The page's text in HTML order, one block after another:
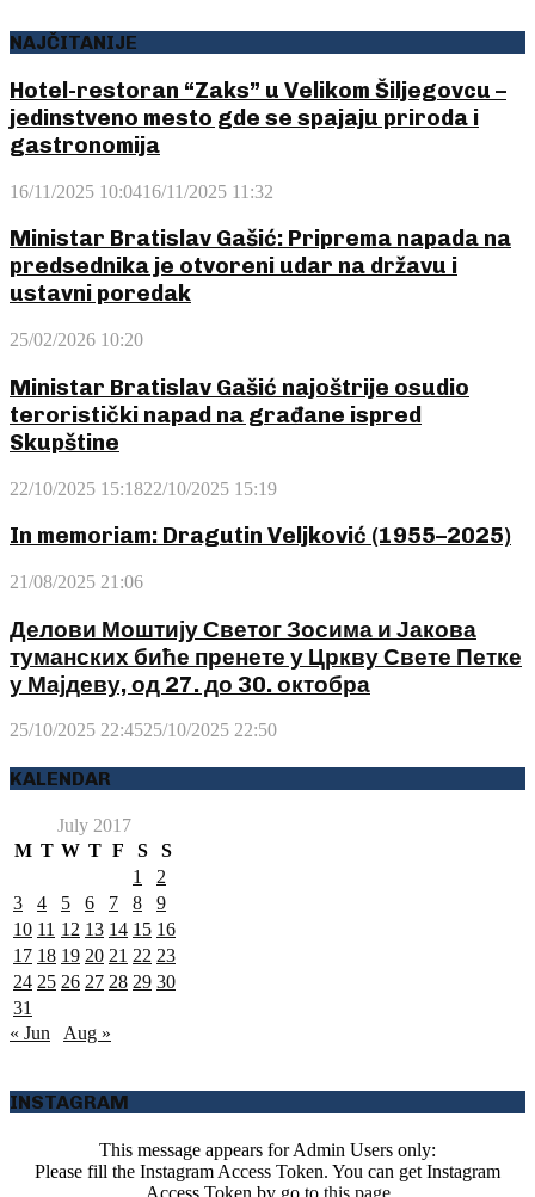
NAJČITANIJE
Hotel-restoran “Zaks” u Velikom Šiljegovcu –
jedinstveno mesto gde se spajaju priroda i
gastronomija
16/11/2025 10:0416/11/2025 11:32
Ministar Bratislav Gašić: Priprema napada na
predsednika je otvoreni udar na državu i
ustavni poredak
25/02/2026 10:20
Ministar Bratislav Gašić najoštrije osudio
teroristički napad na građane ispred
Skupštine
22/10/2025 15:1822/10/2025 15:19
In memoriam: Dragutin Veljković (1955–2025)
21/08/2025 21:06
Делови Моштију Светог Зосима и Јакова
туманских биће пренете у Цркву Свете Петке
у Мајдеву, од 27. до 30. октобра
25/10/2025 22:4525/10/2025 22:50
KALENDAR
July 2017
M T W T F S
S
1
2
3
4 5 6 7 8
9
10 11 12 13 14 15 16
17 18 19 20 21 22 23
24 25 26 27 28 29 30
31
« Jun
Aug »
INSTAGRAM
This message appears for Admin Users only:
Please fill the Instagram Access Token. You can get Instagram
Access Token by go to this page